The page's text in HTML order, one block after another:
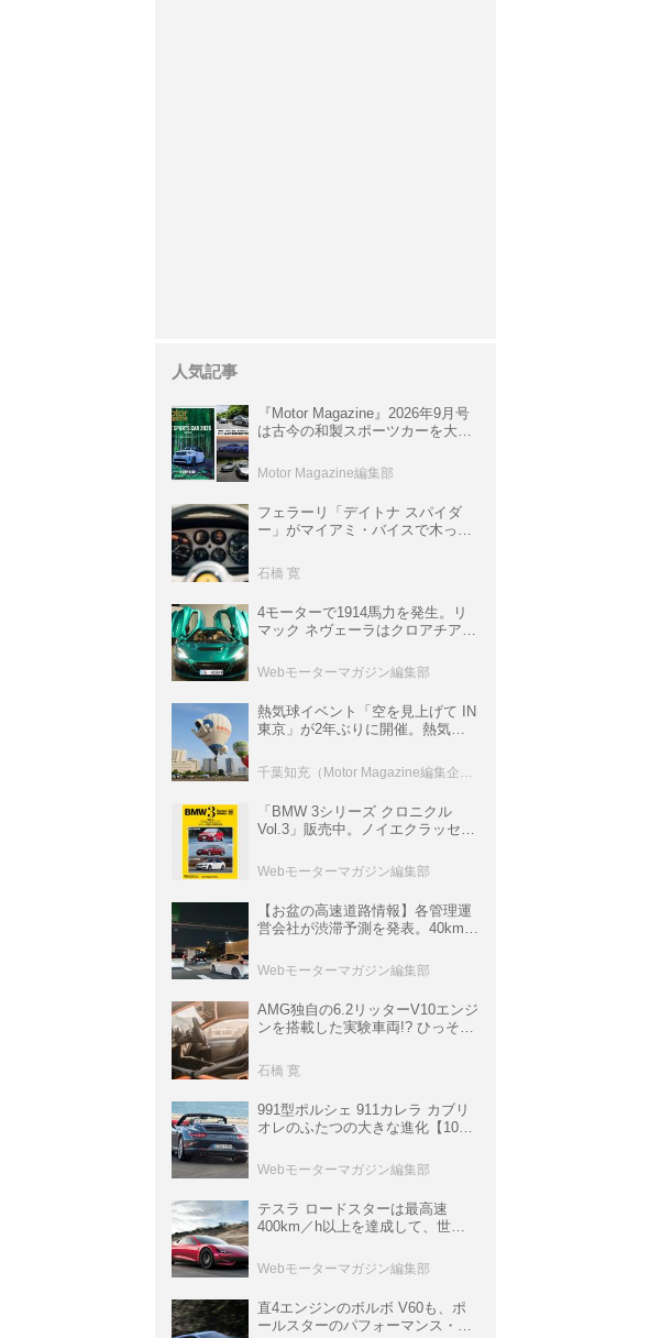
人気記事
『Motor Magazine』2026年9月号
は古今の和製スポーツカーを大特
情報も満載
Motor Magazine編集部
フェラーリ「デイトナ スパイダ
ー」がマイアミ・バイスで木っ端
サ」に化けた理由
石橋 寛
4モーターで1914馬力を発生。リ
マック ネヴェーラはクロアチア発
ロニクル・完全版／115】
Webモーターマガジン編集部
熱気球イベント「空を見上げて IN
東京」が2年ぶりに開催。熱気球
室などのコンテンツも
「BMW 3シリーズ クロニクル
Vol.3」販売中。ノイエクラッセか
ムック
Webモーターマガジン編集部
【お盆の高速道路情報】各管理運
営会社が渋滞予測を発表。40km以
数ある
Webモーターマガジン編集部
AMG独自の6.2リッターV10エンジ
ンを搭載した実験車両!? ひっそり
P900 プロトタイプ」とは
石橋 寛
991型ポルシェ 911カレラ カブリ
オレのふたつの大きな進化【10年
Webモーターマガジン編集部
テスラ ロードスターは最高速
400km／h以上を達成して、世界
ーカークロニクル・完全版／
113】
Webモーターマガジン編集部
直4エンジンのボルボ V60も、ポ
ールスターのパフォーマンス・パ